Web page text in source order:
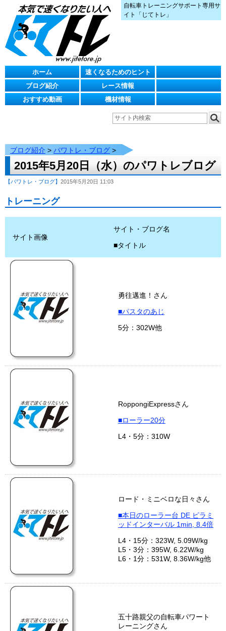
自転車トレーニングサポート専用サ
イト「じてトレ」
ホーム
速くなるためのヒント
ブログ紹介
レース情報
おすすめ動画
機材情報
ブログ紹介 > パワトレ・ブログ>
2015年5月20日（水）のパワトレブログ
【パワトレ・ブログ】 2015年5月20日 11:03
トレーニング
サイト画像
サイト・ブログ名
■タイトル
勇往邁進！さん
■パスタのあじ
5分：302W他
RoppongiExpressさん
■ローラー20分
L4・5分：310W
ロード・ミニベロな日々さん
■本日のローラー台 DE ピラミ
ッドインターバル 1min, 8.4倍
L4・15分：323W, 5.09W/kg
L5・3分：395W, 6.22W/kg
L6・1分：531W, 8.36W/kg他
五十路親父の自転車パワート
レーニングさん